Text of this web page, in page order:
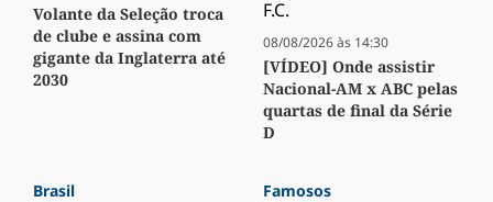
Volante da Seleção troca
de clube e assina com
gigante da Inglaterra até
2030
08/08/2026 às 14:30
[VÍDEO] Onde assistir
Nacional-AM x ABC pelas
quartas de final da Série
D
Brasil Famosos